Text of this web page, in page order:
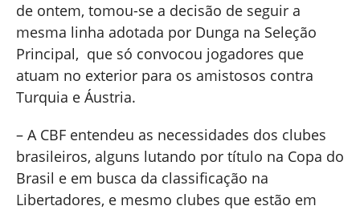
de ontem, tomou-se a decisão de seguir a
mesma linha adotada por Dunga na Seleção
Principal, que só convocou jogadores que
atuam no exterior para os amistosos contra
Turquia e Áustria.
– A CBF entendeu as necessidades dos clubes
brasileiros, alguns lutando por título na Copa do
Brasil e em busca da classificação na
Libertadores, e mesmo clubes que estão em